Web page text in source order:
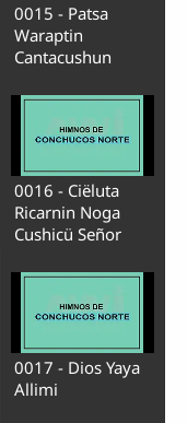
0015 - Patsa
Waraptin
Cantacushun
0016 - Ciëluta
Ricarnin Noga
Cushicü Señor
0017 - Dios Yaya
Allimi